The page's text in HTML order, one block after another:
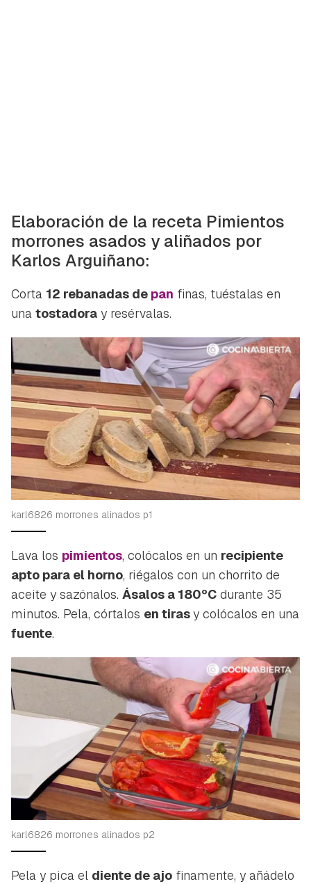
Guardar como favorito
Para poder guardar como favorito, primero has de
iniciar sesión con tu cuenta de Hogarmanía.
INICIAR SESIÓN CANCELAR
Elaboración de la receta Pimientos
morrones asados y aliñados por
Karlos Arguiñano:
Corta 12 rebanadas de pan finas, tuéstalas en
una tostadora y resérvalas.
karl6826 morrones alinados p1
Lava los pimientos, colócalos en un recipiente
apto para el horno, riégalos con un chorrito de
aceite y sazónalos. Ásalos a 180ºC durante 35
minutos. Pela, córtalos en tirasy colócalos en una
fuente.
karl6826 morrones alinados p2
Pela y pica el diente de ajo finamente, y añádelo
Contenido enviado
Gracias por suscribirte a nuestro boletín.
ACEPTAR